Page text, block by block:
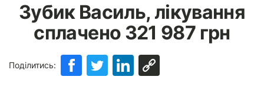
Зубик Василь, лікування
сплачено 321 987 грн
Поділитись: